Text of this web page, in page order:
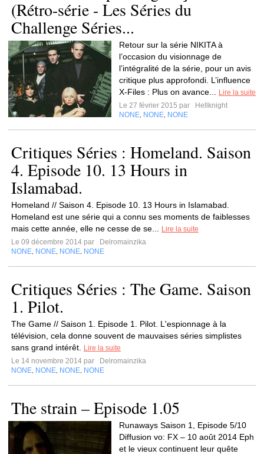
(Rétro-série - Les Séries du
Challenge Séries...
Retour sur la série NIKITA à
l’occasion du visionnage de
l’intégralité de la série, pour un avis
critique plus approfondi. L’influence
X-Files : Plus on avance...
Lire la suite
Le 27 février 2015 par
Hellknight
NONE NONE NONE
Critiques Séries : Homeland. Saison
4. Episode 10. 13 Hours in
Islamabad.
Homeland // Saison 4. Episode 10. 13 Hours in Islamabad.
Homeland est une série qui a connu ses moments de faiblesses
mais cette année, elle ne cesse de se...
Lire la suite
Le 09 décembre 2014 par
Delromainzika
NONE NONE NONE NONE
Critiques Séries : The Game. Saison
1. Pilot.
The Game // Saison 1. Episode 1. Pilot. L'espionnage à la
télévision, cela donne souvent de mauvaises séries simplistes
sans grand intérêt.
Lire la suite
Le 14 novembre 2014 par
Delromainzika
NONE NONE NONE NONE
The strain – Episode 1.05
Runaways Saison 1, Episode 5/10
Diffusion vo: FX – 10 août 2014 Eph
et le vieux continuent leur quête